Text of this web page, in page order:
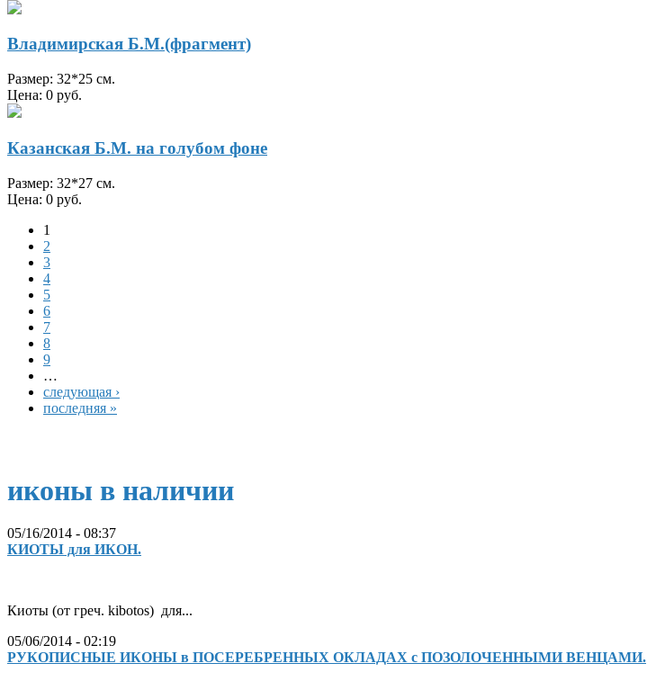
Владимирская Б.М.(фрагмент)
Размер: 32*25 см.
Цена: 0 руб.
Казанская Б.М. на голубом фоне
Размер: 32*27 см.
Цена: 0 руб.
1
2
3
4
5
6
7
8
9
…
следующая ›
последняя »
иконы в наличии
05/16/2014 - 08:37
КИОТЫ для ИКОН.
Киоты (от греч. kibotos) для...
05/06/2014 - 02:19
РУКОПИСНЫЕ ИКОНЫ в ПОСЕРЕБРЕННЫХ ОКЛАДАХ с ПОЗОЛОЧЕННЫМИ ВЕНЦАМИ.